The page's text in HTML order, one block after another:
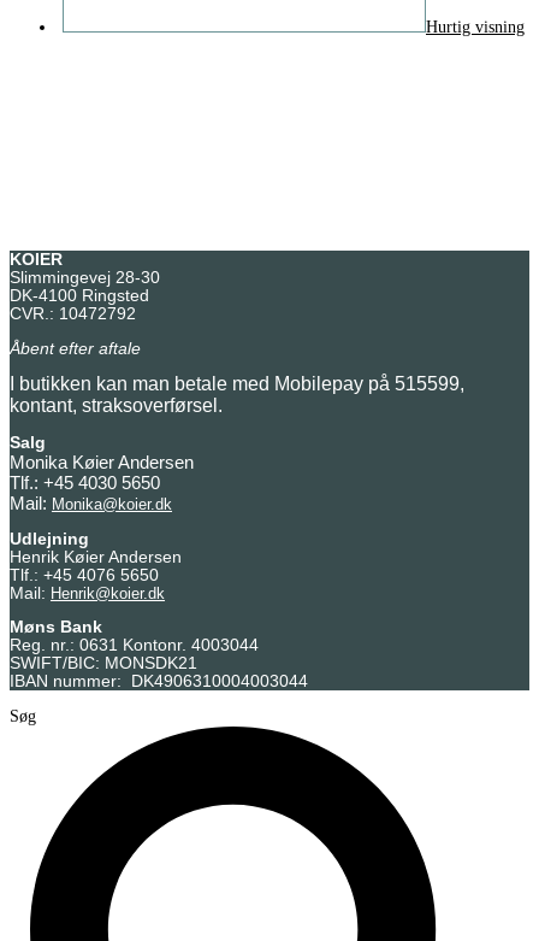
Hurtig visning
KOIER
Slimmingevej 28-30
DK-4100 Ringsted
CVR.: 10472792
Åbent efter aftale
I butikken kan man betale med Mobilepay på 515599,
kontant, straksoverførsel.
Salg
Monika Køier Andersen
Tlf.: +45 4030 5650
Mail: Monika@koier.dk
Udlejning
Henrik Køier Andersen
Tlf.: +45 4076 5650
Mail: Henrik@koier.dk
Møns Bank
Reg. nr.: 0631 Kontonr. 4003044
SWIFT/BIC: MONSDK21
IBAN nummer: DK4906310004003044
Søg